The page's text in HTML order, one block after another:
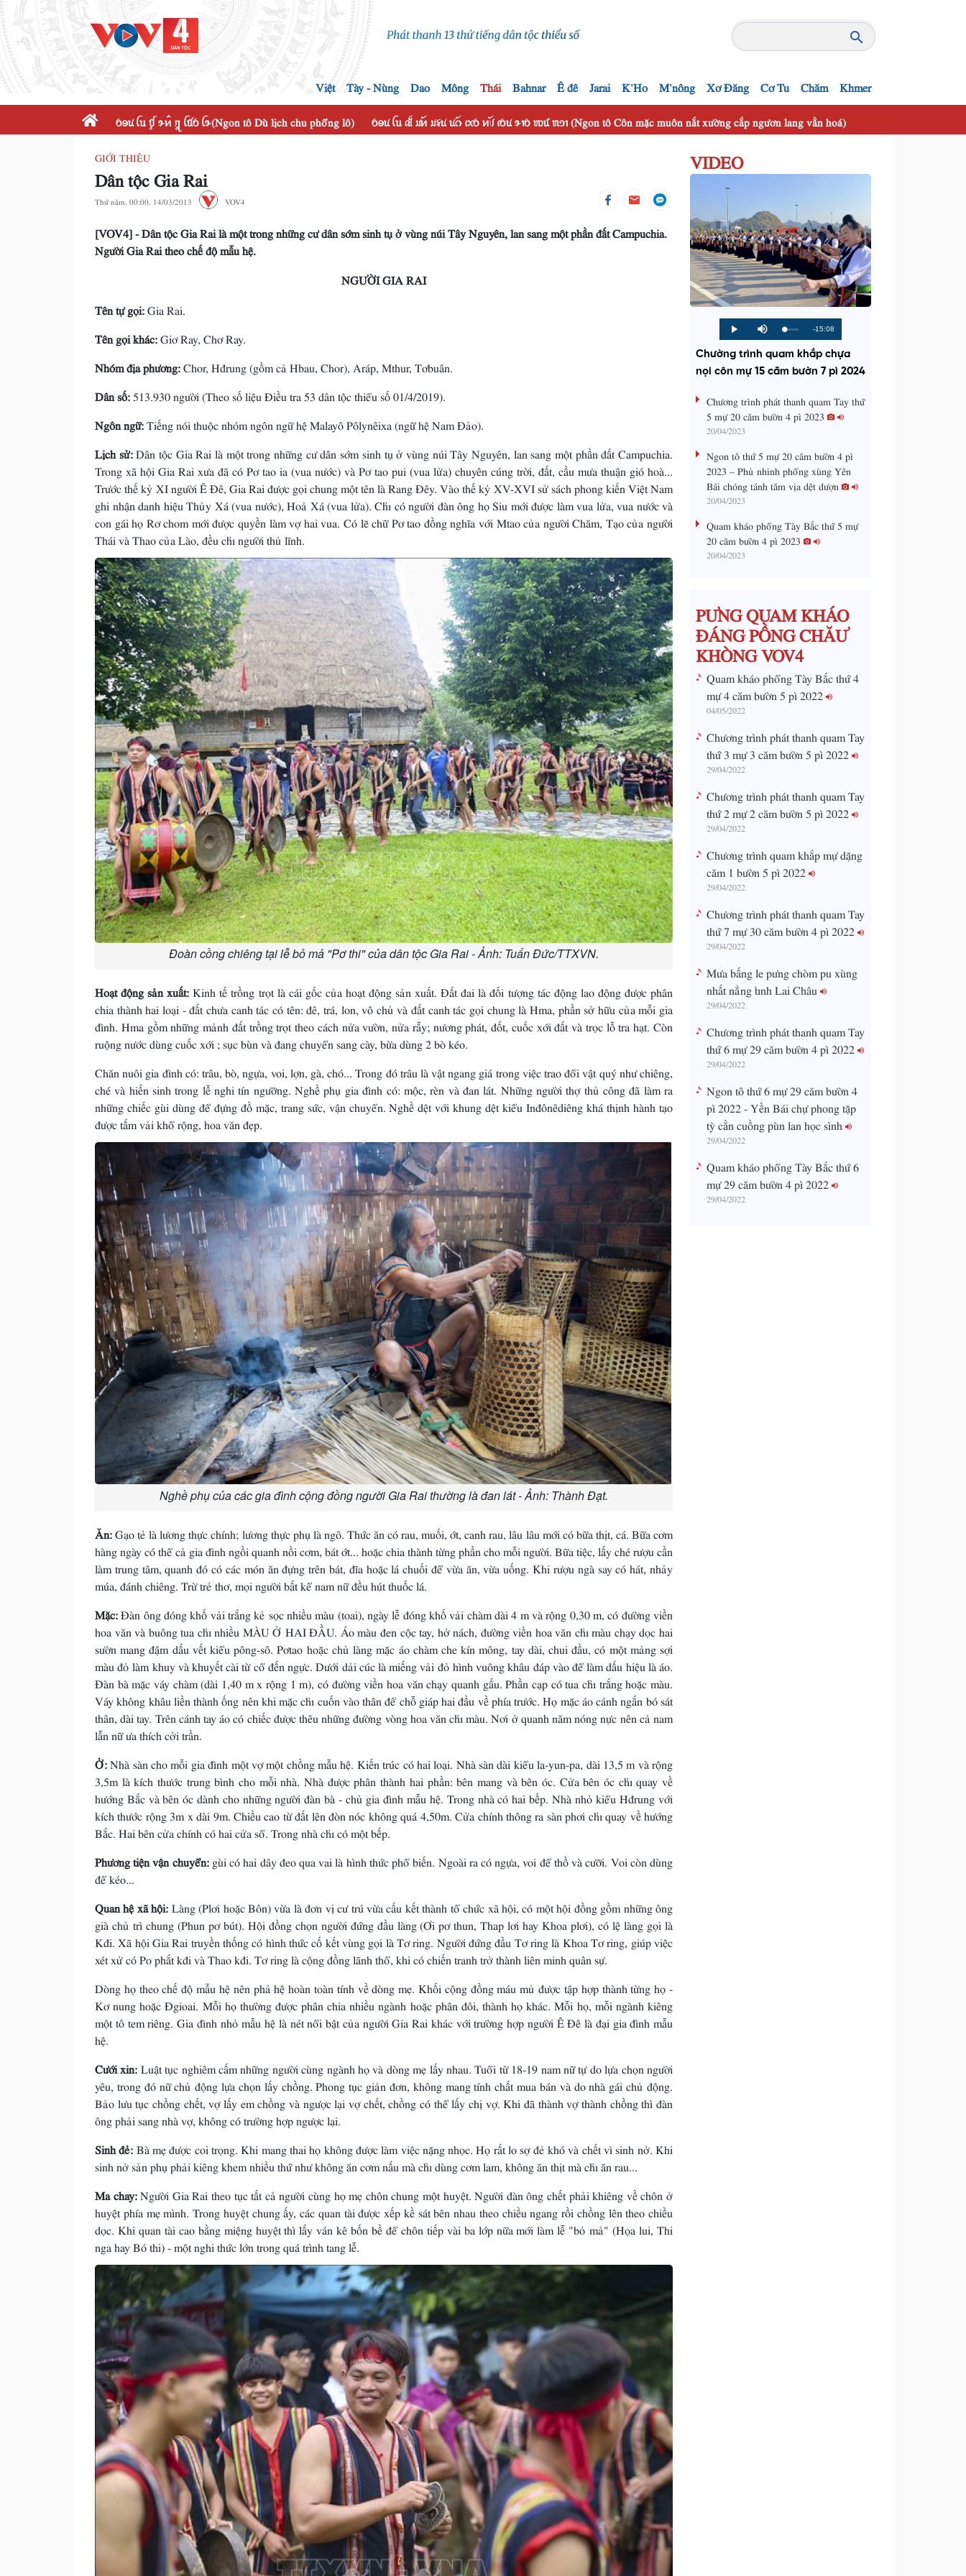
Việt Tày - Nùng Dao Mông Thái Bahnar Ê đê Jarai K'Ho M'nông Xơ Đăng Cơ Tu Chăm Khmer
ꪉꪮꪙ ꪶꪕ ꪤꪴ ꪩꪀꪲ ꪋꪴ ꪶꪠꪉ ꪶꪩ(Ngon tô Dù lịch chu phổng lô) ꪉꪮꪙ ꪶꪕ ꫛ ꪣꪀꪰ ꪣꪺꪙ ꪙꪒꪰ ꪹꪎꪉ ꪀꪚꪰ ꪹꪉꪙ ꪩꪱꪉ ꪪꪽ ꪬꪫꪱ (Ngon tô Côn mặc muôn nắt xường cắp ngươn lang vằn hoá)
GIỚI THIỆU
Dân tộc Gia Rai
Thứ năm, 00:00, 14/03/2013 VOV4
[VOV4] - Dân tộc Gia Rai là một trong những cư dân sớm sinh tụ ở vùng núi Tây Nguyên, lan sang một phần đất Campuchia.
Người Gia Rai theo chế độ mẫu hệ.
NGƯỜI GIA RAI
Tên tự gọi:Gia Rai.
Tên gọi khác:Giơ Ray, Chơ Ray.
Nhóm địa phương:Chor, Hđrung (gồm cả Hbau, Chor), Aráp, Mthur, Tơbuân.
Dân số:513.930 người (Theo số liệu Điều tra 53 dân tộc thiểu số 01/4/2019).
Ngôn ngữ:Tiếng nói thuộc nhóm ngôn ngữ hệ Malayô Pôlynêixa (ngữ hệ Nam Ðảo).
Lịch sử:Dân tộc Gia Rai là một trong những cư dân sớm sinh tụ ở vùng núi Tây Nguyên, lan sang một phần đất Campuchia.
Trong xã hội Gia Rai xưa đã có Pơ tao ia (vua nước) và Pơ tao pui (vua lửa) chuyên cúng trời, đất, cầu mưa thuận gió hoà...
Trước thế kỷ XI người Ê Ðê, Gia Rai được gọi chung một tên là Rang Ðêy. Vào thế kỷ XV-XVI sử sách phong kiến Việt Nam
ghi nhận danh hiệu Thủy Xá (vua nước), Hoả Xá (vua lửa). Chỉ có người đàn ông họ Siu mới được làm vua lửa, vua nước và
con gái họ Rơ chom mới được quyền làm vợ hai vua. Có lẽ chữ Pơ tao đồng nghĩa với Mtao của người Chăm, Tạo của người
Thái và Thao của Lào, đều chỉ người thủ lĩnh.
Đoàn cồng chiêng tại lễ bỏ mả "Pơ thi" của dân tộc Gia Rai - Ảnh: Tuấn Đức/TTXVN.
Hoạt động sản xuất:Kinh tế trồng trọt là cái gốc của hoạt động sản xuất. Ðất đai là đối tượng tác động lao động được phân
chia thành hai loại - đất chưa canh tác có tên: đê, trá, lon, vô chủ và đất canh tác gọi chung là Hma, phần sở hữu của mỗi gia
đình. Hma gồm những mảnh đất trồng trọt theo cách nửa vườn, nửa rẫy; nương phát, đốt, cuốc xới đất và trọc lỗ tra hạt. Còn
ruộng nước dùng cuốc xới ; sục bùn và đang chuyển sang cày, bừa dùng 2 bò kéo.
Chăn nuôi gia đình có: trâu, bò, ngựa, voi, lợn, gà, chó... Trong đó trâu là vật ngang giá trong việc trao đổi vật quý như chiêng,
ché và hiến sinh trong lễ nghi tín ngưỡng. Nghề phụ gia đình có: mộc, rèn và đan lát. Những người thợ thủ công đã làm ra
những chiếc gùi dùng để đựng đồ mặc, trang sức, vận chuyển. Nghề dệt với khung dệt kiểu Inđônêdiêng khá thịnh hành tạo
được tấm vải khổ rộng, hoa văn đẹp.
Nghề phụ của các gia đình cộng đồng người Gia Rai thường là đan lát - Ảnh: Thành Đạt.
Ăn:Gạo tẻ là lương thực chính; lương thực phụ là ngô. Thức ăn có rau, muối, ớt, canh rau, lâu lâu mới có bữa thịt, cá. Bữa cơm
hàng ngày có thể cả gia đình ngồi quanh nồi cơm, bát ớt... hoặc chia thành từng phần cho mỗi người. Bữa tiệc, lấy ché rượu cần
làm trung tâm, quanh đó có các món ăn đựng trên bát, đĩa hoặc lá chuối để vừa ăn, vừa uống. Khi rượu ngà say có hát, nhảy
múa, đánh chiêng. Trừ trẻ thơ, mọi người bất kể nam nữ đều hút thuốc lá.
Mặc:Ðàn ông đóng khố vải trắng kẻ sọc nhiều màu (toai), ngày lễ đóng khố vải chàm dài 4 m và rộng 0,30 m, có đường viền
hoa văn và buông tua chỉ nhiều MÀU Ở HAI ÐẦU. Áo màu đen cộc tay, hở nách, đường viền hoa văn chỉ màu chạy dọc hai
sườn mang đậm dấu vết kiểu pông-sô. Pơtao hoặc chủ làng mặc áo chàm che kín mông, tay dài, chui đầu, có một mảng sợi
màu đỏ làm khuy và khuyết cài từ cổ đến ngực. Dưới dải cúc là miếng vải đỏ hình vuông khâu đáp vào để làm dấu hiệu là áo.
Ðàn bà mặc váy chàm (dài 1,40 m x rộng 1 m), có đường viền hoa văn chạy quanh gấu. Phần cạp có tua chỉ trắng hoặc màu.
Váy không khâu liền thành ống nên khi mặc chỉ cuốn vào thân để chỗ giáp hai đầu về phía trước. Họ mặc áo cánh ngắn bó sát
thân, dài tay. Trên cánh tay áo có chiếc được thêu những đường vòng hoa văn chỉ màu. Nơi ở quanh năm nóng nực nên cả nam
lẫn nữ ưa thích cởi trần.
Ở:Nhà sàn cho mỗi gia đình một vợ một chồng mẫu hệ. Kiến trúc có hai loại. Nhà sàn dài kiểu la-yun-pa, dài 13,5 m và rộng
3,5m là kích thước trung bình cho mỗi nhà. Nhà được phân thành hai phần: bên mang và bên óc. Cửa bên óc chỉ quay về
hướng Bắc và bên óc dành cho những người đàn bà - chủ gia đình mẫu hệ. Trong nhà có hai bếp. Nhà nhỏ kiểu Hđrung với
kích thước rộng 3m x dài 9m. Chiều cao từ đất lên đòn nóc không quá 4,50m. Cửa chính thông ra sàn phơi chỉ quay về hướng
Bắc. Hai bên cửa chính có hai cửa sổ. Trong nhà chỉ có một bếp.
Phương tiện vận chuyển:gùi có hai dây đeo qua vai là hình thức phổ biến. Ngoài ra có ngựa, voi để thồ và cưỡi. Voi còn dùng
để kéo...
Quan hệ xã hội:Làng (Plơi hoặc Bôn) vừa là đơn vị cư trú vừa cấu kết thành tổ chức xã hội, có một hội đồng gồm những ông
già chủ trì chung (Phun pơ bút). Hội đồng chọn người đứng đầu làng (Ơi pơ thun, Thap lơi hay Khoa plơi), có lệ làng gọi là
Kđi. Xã hội Gia Rai truyền thống có hình thức cố kết vùng gọi là Tơ ring. Người đứng đầu Tơ ring là Khoa Tơ ring, giúp việc
xét xử có Po phắt kđi và Thao kđi. Tơ ring là cộng đồng lãnh thổ, khi có chiến tranh trở thành liên minh quân sự.
Dòng họ theo chế độ mẫu hệ nên phả hệ hoàn toàn tính về dòng mẹ. Khối cộng đồng máu mủ được tập hợp thành từng họ -
Kơ nung hoặc Ðgioai. Mỗi họ thường được phân chia nhiều ngành hoặc phân đôi, thành họ khác. Mỗi họ, mỗi ngành kiêng
một tô tem riêng. Gia đình nhỏ mẫu hệ là nét nổi bật của người Gia Rai khác với trường hợp người Ê Ðê là đại gia đình mẫu
hệ.
Cưới xin:Luật tục nghiêm cấm những người cùng ngành họ và dòng mẹ lấy nhau. Tuổi từ 18-19 nam nữ tự do lựa chọn người
yêu, trong đó nữ chủ động lựa chọn lấy chồng. Phong tục giản đơn, không mang tính chất mua bán và do nhà gái chủ động.
Bảo lưu tục chồng chết, vợ lấy em chồng và ngược lại vợ chết, chồng có thể lấy chị vợ. Khi đã thành vợ thành chồng thì đàn
ông phải sang nhà vợ, không có trường hợp ngược lại.
Sinh đẻ:Bà mẹ được coi trọng. Khi mang thai họ không được làm việc nặng nhọc. Họ rất lo sợ đẻ khó và chết vì sinh nở. Khi
sinh nở sản phụ phải kiêng khem nhiều thứ như không ăn cơm nấu mà chỉ dùng cơm lam, không ăn thịt mà chỉ ăn rau...
Ma chay:Người Gia Rai theo tục tất cả người cùng họ mẹ chôn chung một huyệt. Người đàn ông chết phải khiêng về chôn ở
huyệt phía mẹ mình. Trong huyệt chung ấy, các quan tài được xếp kề sát bên nhau theo chiều ngang rồi chồng lên theo chiều
dọc. Khi quan tài cao bằng miệng huyệt thì lấy ván kê bốn bề để chôn tiếp vài ba lớp nữa mới làm lễ "bỏ mả" (Họa lui, Thi
nga hay Bó thi) - một nghi thức lớn trong quá trình tang lễ.
VIDEO
P
l
y
M
u
e
L
o
d
d
:
P
r
g
e
s
%
R
e
m
i
T
i
-15:08
Chường trình quam khắp chựa
nọi côn mự 15 căm bườn 7 pì 2024
Chương trình phát thanh quam Tay thứ
5 mự 20 căm bườn 4 pì 2023
20/04/2023
Ngon tô thứ 5 mự 20 căm bườn 4 pì
2023 – Phủ nhinh phổng xùng Yên
Bái chóng tánh tăm vịa dệt dượn
20/04/2023
Quam kháo phổng Tày Bắc thứ 5 mự
20 căm bườn 4 pì 2023
20/04/2023
PƯNG QUAM KHÁO
ĐÁNG PỒNG CHĂƯ
KHÒNG VOV4
Quam kháo phổng Tày Bắc thứ 4
mự 4 căm bườn 5 pì 2022
04/05/2022
Chương trình phát thanh quam Tay
thứ 3 mự 3 căm bườn 5 pì 2022
29/04/2022
Chương trình phát thanh quam Tay
thứ 2 mự 2 căm bườn 5 pì 2022
29/04/2022
Chương trình quam khắp mự dặng
căm 1 bườn 5 pì 2022
29/04/2022
Chương trình phát thanh quam Tay
thứ 7 mự 30 căm bườn 4 pì 2022
29/04/2022
Mưa bấng le pưng chòm pu xùng
nhất nẳng tỉnh Lai Châu
29/04/2022
Chương trình phát thanh quam Tay
thứ 6 mự 29 căm bườn 4 pì 2022
29/04/2022
Ngon tô thứ 6 mự 29 căm bườn 4
pì 2022 - Yền Bái chự phong tặp
tỳ cằn cuồng pùn lan học sình
29/04/2022
Quam kháo phổng Tày Bắc thứ 6
mự 29 căm bườn 4 pì 2022
29/04/2022